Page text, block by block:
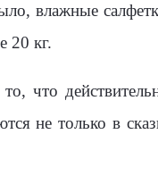
влажные
20 кг.
что
не только в